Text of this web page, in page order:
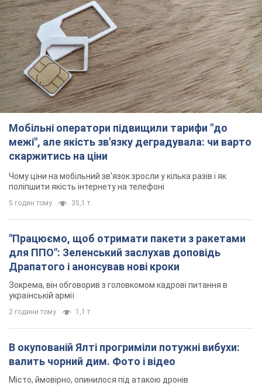
Мобільні оператори підвищили тарифи "до
межі", але якість зв'язку деградувала: чи варто
скаржитись на ціни
Чому ціни на мобільний зв'язок зросли у кілька разів і як
поліпшити якість інтернету на телефоні
5 годин тому 35,1 т.
"Працюємо, щоб отримати пакети з ракетами
для ППО": Зеленський заслухав доповідь
Драпатого і анонсував нові кроки
Зокрема, він обговорив з головкомом кадрові питання в
українській армії
2 години тому 1,1 т.
В окупованій Ялті прогриміли потужні вибухи:
валить чорний дим. Фото і відео
Місто, ймовірно, опинилося під атакою дронів